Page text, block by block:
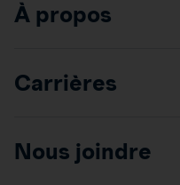
À propos
Carrières
Nous joindre